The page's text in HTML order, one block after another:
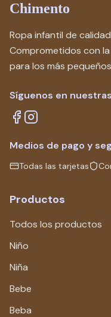
Chimento
Ropa infantil de
Comprometidos con
para los más
Síguenos en
Medios de pago y
Todas las tarjetas
Productos
Todos los productos
Niño
Niña
Bebe
Beba